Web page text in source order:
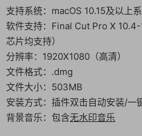
支持系统：macOS 10.15及以上
软件支持：Final Cut Pro X
芯片均支持）
分辨率：1920X1080（高清）
文件格式：.dmg
文件大小：503MB
安装方式：插件双击自动安装/一
背景音乐：包含无水印音乐